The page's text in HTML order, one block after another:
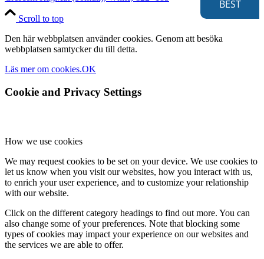
BEST
Scroll to top
Den här webbplatsen använder cookies. Genom att besöka
webbplatsen samtycker du till detta.
Läs mer om cookies.OK
Cookie and Privacy Settings
How we use cookies
We may request cookies to be set on your device. We use cookies to
let us know when you visit our websites, how you interact with us,
to enrich your user experience, and to customize your relationship
with our website.
Click on the different category headings to find out more. You can
also change some of your preferences. Note that blocking some
types of cookies may impact your experience on our websites and
the services we are able to offer.